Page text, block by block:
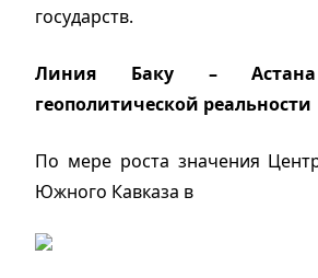
государств.
Линия Баку –
геополитической реальности
По мере роста значения
Южного Кавказа в